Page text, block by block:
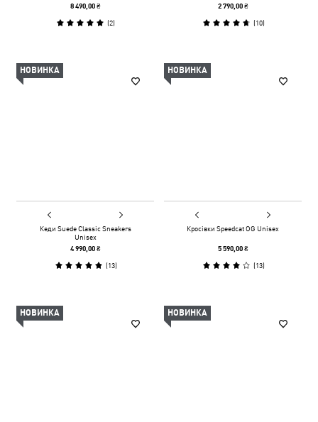
8 490,00 ₴
(2)
2 790,00 ₴
(10)
НОВИНКА
Кеди Suede Classic Sneakers
Unisex
4 990,00 ₴
(13)
НОВИНКА
Кросівки Speedcat OG Unisex
5 590,00 ₴
(13)
НОВИНКА НОВИНКА